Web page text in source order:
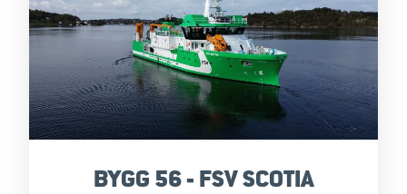
BYGG 56 - FSV SCOTIA